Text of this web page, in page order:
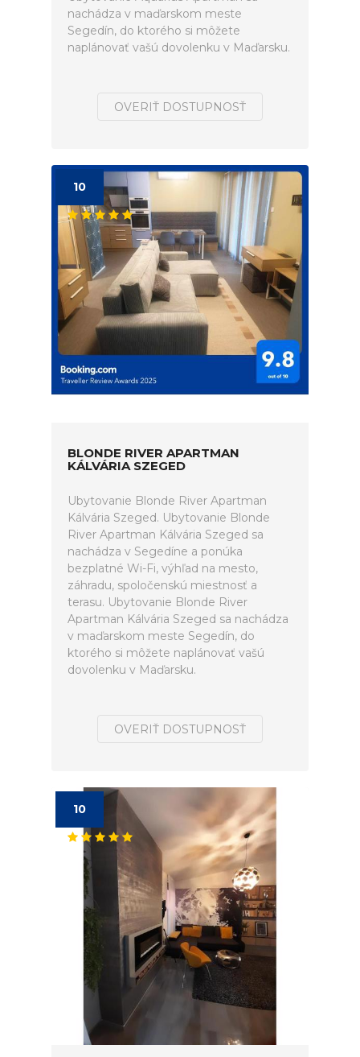
nachádza v maďarskom meste
Segedín, do ktorého si môžete
naplánovať vašú dovolenku v Maďarsku.
OVERIŤ DOSTUPNOSŤ
10
BLONDE RIVER APARTMAN
KÁLVÁRIA SZEGED
Ubytovanie Blonde River Apartman
Kálvária Szeged. Ubytovanie Blonde
River Apartman Kálvária Szeged sa
nachádza v Segedíne a ponúka
bezplatné Wi-Fi, výhľad na mesto,
záhradu, spoločenskú miestnosť a
terasu. Ubytovanie Blonde River
Apartman Kálvária Szeged sa nachádza
v maďarskom meste Segedín, do
ktorého si môžete naplánovať vašú
dovolenku v Maďarsku.
OVERIŤ DOSTUPNOSŤ
10